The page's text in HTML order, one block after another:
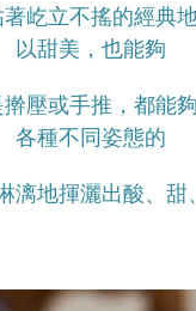
屹立不搖的經典
以甜美，也能夠
壓或手推，都能
各種不同姿態的
漓地揮灑出酸、甜